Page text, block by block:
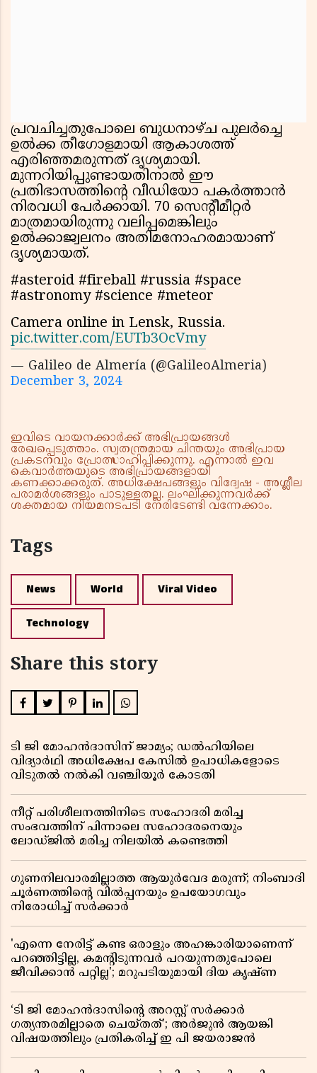
പ്രവചിച്ചതുപോലെ ബുധനാഴ്ച പുലര്‍ച്ചെ
ഉല്‍ക്ക തീഗോളമായി ആകാശത്ത്
എരിഞ്ഞമരുന്നത് ദൃശ്യമായി.
മുന്നറിയിപ്പുണ്ടായതിനാല്‍ ഈ
പ്രതിഭാസത്തിന്റെ വീഡിയോ പകര്‍ത്താന്‍
നിരവധി പേര്‍ക്കായി. 70 സെന്റീമീറ്റര്‍
മാത്രമായിരുന്നു വലിപ്പമെങ്കിലും
ഉല്‍ക്കാജ്വലനം അതിമനോഹരമായാണ്
ദൃശ്യമായത്.
#asteroid #fireball #russia #space
#astronomy #science #meteor
Camera online in Lensk, Russia.
pic.twitter.com/EUTb3OcVmy
— Galileo de Almería (@GalileoAlmeria)
December 3, 2024
ഇവിടെ വായനക്കാർക്ക് അഭിപ്രായങ്ങൾ
രേഖപ്പെടുത്താം. സ്വതന്ത്രമായ ചിന്തയും അഭിപ്രായ
പ്രകടനവും പ്രോത്സാഹിപ്പിക്കുന്നു. എന്നാൽ ഇവ
കെവാർത്തയുടെ അഭിപ്രായങ്ങളായി
കണക്കാക്കരുത്. അധിക്ഷേപങ്ങളും വിദ്വേഷ - അശ്ലീല
പരാമർശങ്ങളും പാടുള്ളതല്ല. ലംഘിക്കുന്നവർക്ക്
ശക്തമായ നിയമനടപടി നേരിടേണ്ടി വന്നേക്കാം.
Tags
News World Viral Video
Technology
Share this story
ടി ജി മോഹൻദാസിന് ജാമ്യം; ഡൽഹിയിലെ
വിദ്യാർഥി അധിക്ഷേപ കേസിൽ ഉപാധികളോടെ
വിടുതൽ നൽകി വഞ്ചിയൂർ കോടതി
നീറ്റ് പരിശീലനത്തിനിടെ സഹോദരി മരിച്ച
സംഭവത്തിന് പിന്നാലെ സഹോദരനെയും
ലോഡ്ജിൽ മരിച്ച നിലയിൽ കണ്ടെത്തി
ഗുണനിലവാരമില്ലാത്ത ആയുർവേദ മരുന്ന്; നിംബാദി
ചൂർണത്തിൻ്റെ വിൽപ്പനയും ഉപയോഗവും
നിരോധിച്ച് സർക്കാർ
'എന്നെ നേരിട്ട് കണ്ട ഒരാളും അഹങ്കാരിയാണെന്ന്
പറഞ്ഞിട്ടില്ല, കമൻ്റിടുന്നവർ പറയുന്നതുപോലെ
ജീവിക്കാൻ പറ്റില്ല'; മറുപടിയുമായി ദിയ കൃഷ്ണ
‘ടി ജി മോഹൻദാസിൻ്റെ അറസ്റ്റ് സർക്കാർ
ഗത്യന്തരമില്ലാതെ ചെയ്തത്’; അർജുൻ ആയങ്കി
വിഷയത്തിലും പ്രതികരിച്ച് ഇ പി ജയരാജൻ